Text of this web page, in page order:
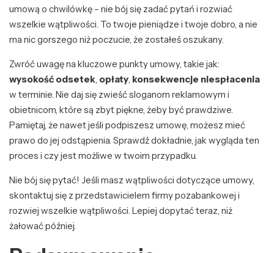
umową o chwilówkę – nie bój się zadać pytań i rozwiać
wszelkie wątpliwości. To twoje pieniądze i twoje dobro, a nie
ma nic gorszego niż poczucie, że zostałeś oszukany.
Zwróć uwagę na kluczowe punkty umowy, takie jak:
wysokość odsetek, opłaty, konsekwencje niespłacenia
w terminie. Nie daj się zwieść sloganom reklamowym i
obietnicom, które są zbyt piękne, żeby być prawdziwe.
Pamiętaj, że nawet jeśli podpiszesz umowę, możesz mieć
prawo do jej odstąpienia. Sprawdź dokładnie, jak wygląda ten
proces i czy jest możliwe w twoim przypadku.
Nie bój się pytać! Jeśli masz wątpliwości dotyczące umowy,
skontaktuj się z przedstawicielem firmy pozabankowej i
rozwiej wszelkie wątpliwości. Lepiej dopytać teraz, niż
żałować później.